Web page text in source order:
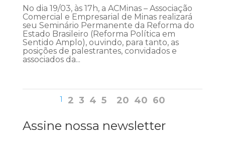
No dia 19/03, às 17h, a ACMinas – Associação
Comercial e Empresarial de Minas realizará
seu Seminário Permanente da Reforma do
Estado Brasileiro (Reforma Política em
Sentido Amplo), ouvindo, para tanto, as
posições de palestrantes, convidados e
associados da...
1 2 3 4 5 20 40 60
Assine nossa newsletter